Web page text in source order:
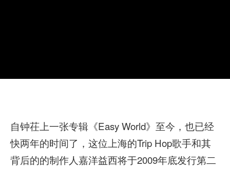
自钟茌上一张专辑《Easy World》至今，也已经
快两年的时间了，这位上海的Trip Hop歌手和其
背后的的制作人嘉洋益西将于2009年底发行第二